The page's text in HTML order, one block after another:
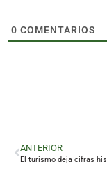
0 COMENTARIOS
ANTERIOR